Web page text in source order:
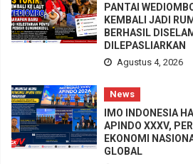
PANTAI
KEMBALI JADI
BERHASIL
DILEPASLIARKAN
Agustus 4, 2026
News
IMO INDONESIA
APINDO XXXV,
EKONOMI
GLOBAL